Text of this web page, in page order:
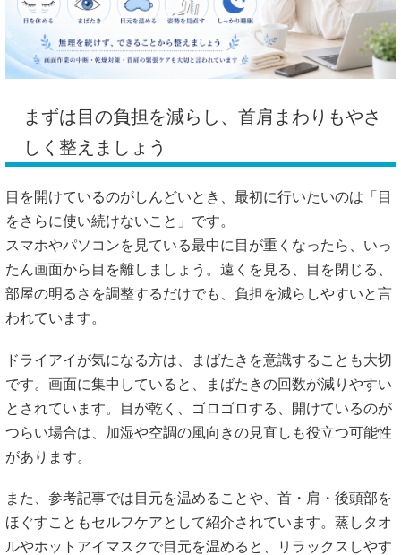
まずは目の負担を減らし、首肩まわりもやさ
しく整えましょう
目を開けているのがしんどいとき、最初に行いたいのは「目
をさらに使い続けないこと」です。
スマホやパソコンを見ている最中に目が重くなったら、いっ
たん画面から目を離しましょう。遠くを見る、目を閉じる、
部屋の明るさを調整するだけでも、負担を減らしやすいと言
われています。
ドライアイが気になる方は、まばたきを意識することも大切
です。画面に集中していると、まばたきの回数が減りやすい
とされています。目が乾く、ゴロゴロする、開けているのが
つらい場合は、加湿や空調の風向きの見直しも役立つ可能性
があります。
また、参考記事では目元を温めることや、首・肩・後頭部を
ほぐすこともセルフケアとして紹介されています。蒸しタオ
ルやホットアイマスクで目元を温めると、リラックスしやす